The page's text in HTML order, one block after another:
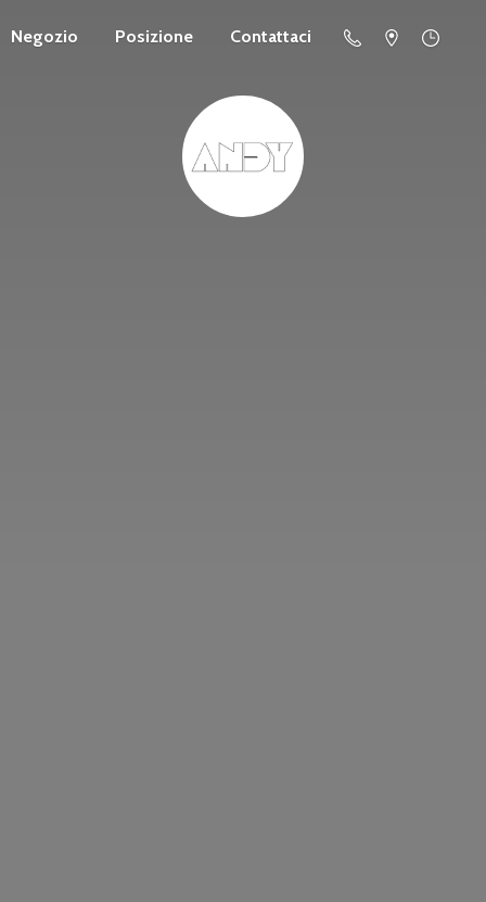
Negozio Posizione Contattaci